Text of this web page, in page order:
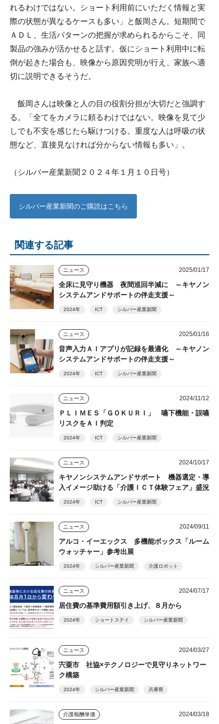
れるわけではない。ショート利用前にいただく情報と実
際の状態が異なるケースも多い」と飯岡さん。短期間で
ＡＤＬ、生活パターンの把握が求められるからこそ、同
製品の強みが活かせると話す。仮にショート利用中に転
倒が起きた場合も、映像から原因究明が行え、家族へ適
切に説明できるそうだ。
飯岡さんは映像と人の目の役割分担が大切だと強調す
る。「全てをカメラに頼るわけではない。映像を見て少
しでも不安を感じたら駆けつける。重度な人は呼吸の状
態など、直接見なければ分からない情報も多い」。
（シルバー産業新聞２０２４年１月１０日号）
シルバー産業新聞のご購読はこちら
関連する記事
ニュース 2025/01/17
全床に見守り機器 夜間巡回半減に ～キヤノン
システムアンドサポートの伴走支援～
2024年 ICT シルバー産業新聞
ニュース 2025/01/16
音声入力ＡＩアプリが記録を最適化 ～キヤノン
システムアンドサポートの伴走支援～
2024年 ICT シルバー産業新聞
ニュース 2024/11/12
ＰＬＩＭＥＳ「ＧＯＫＵＲＩ」 嚥下機能・誤嚥
リスクをＡＩ判定
2024年 ICT シルバー産業新聞
ニュース 2024/10/17
キヤノンシステムアンドサポート 機器選定・導
入イメージ助ける「介護ＩＣＴ体験フェア」盛況
2024年 ICT シルバー産業新聞
ニュース 2024/09/11
アルコ・イーエックス 多機能ボックス「ルーム
ウォッチャー」参考出展
2024年 シルバー産業新聞 介護ロボット
ニュース 2024/07/17
居住費の基準費用額引き上げ、８月から
2024年 ショートステイ シルバー産業新聞
ニュース 2024/03/27
宍粟市 社協×テクノロジーで見守りネットワー
ク構築
2024年 シルバー産業新聞 兵庫県
介護報酬単価 2024/03/18